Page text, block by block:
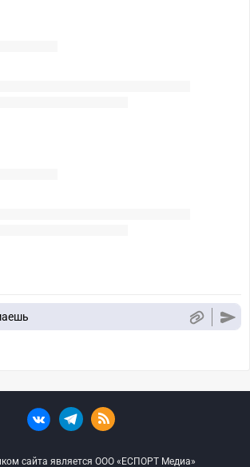
сайта является ООО «ЕСПОРТ Медиа»